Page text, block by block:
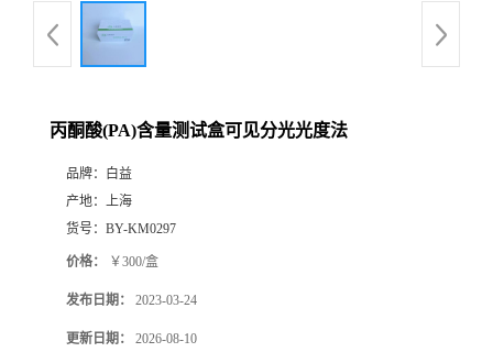
丙酮酸(PA)含量测试盒可见分光光度法
品牌：
白益
产地： 上海
货号： BY-KM0297
价格： ￥300/盒
发布日期： 2023-03-24
更新日期： 2026-08-10